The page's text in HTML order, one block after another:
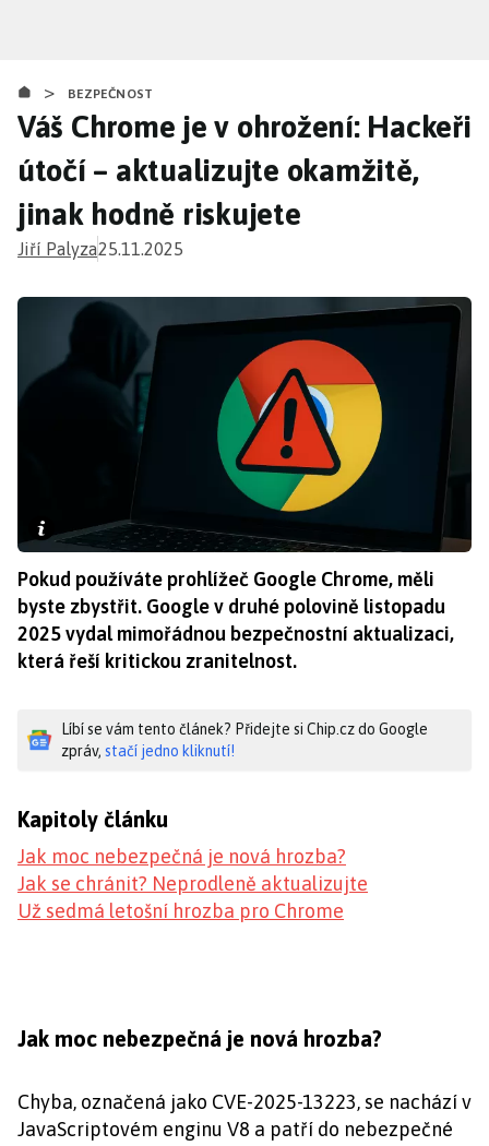
obsahu
> BEZPEČNOST
Váš Chrome je v ohrožení: Hackeři
útočí – aktualizujte okamžitě,
jinak hodně riskujete
Jiří Palyza25.11.2025
Pokud používáte prohlížeč Google Chrome, měli
byste zbystřit. Google v druhé polovině listopadu
2025 vydal mimořádnou bezpečnostní aktualizaci,
která řeší kritickou zranitelnost.
Líbí se vám tento článek? Přidejte si Chip.cz do Google
zpráv, stačí jedno kliknutí!
Kapitoly článku
Jak moc nebezpečná je nová hrozba?
Jak se chránit? Neprodleně aktualizujte
Už sedmá letošní hrozba pro Chrome
Jak moc nebezpečná je nová hrozba?
Chyba, označená jako CVE-2025-13223, se nachází v
JavaScriptovém enginu V8 a patří do nebezpečné